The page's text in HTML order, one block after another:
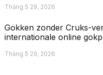
Tháng 5 29, 2026
Gokken zonder Cruks-
internationale online
Tháng 5 29, 2026